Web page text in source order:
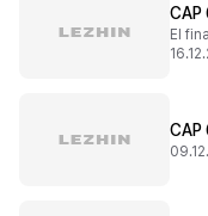
CAP
El final
CAP